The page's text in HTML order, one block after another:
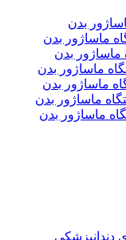
بدن
ماساژور بدن
ماساژور بدن
ماساژور بدن
ماساژور بدن
ماساژور بدن
ماساژور بدن
دندانپزشکی